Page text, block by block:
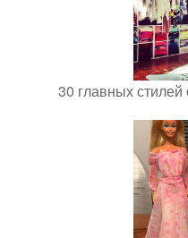
30 главных